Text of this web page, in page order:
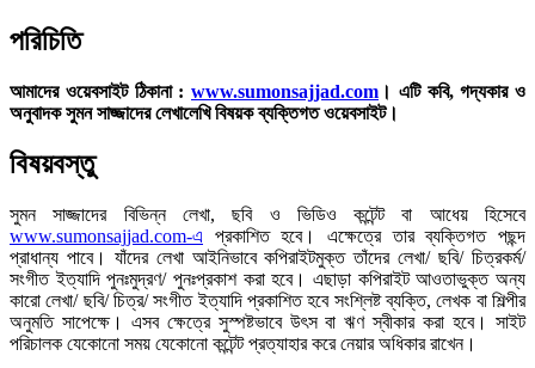
পরিচিতি
আমাদের ওয়েবসাইট ঠিকানা : www.sumonsajjad.com । এটি কবি, গদ্যকার ও
অনুবাদক সুমন সাজ্জাদের লেখালেখি বিষয়ক ব্যক্তিগত ওয়েবসাইট।
বিষয়বস্তু
সুমন সাজ্জাদের বিভিন্ন লেখা, ছবি ও ভিডিও কন্টেন্ট বা আধেয় হিসেবে
www.sumonsajjad.com-এ প্রকাশিত হবে। এক্ষেত্রে তার ব্যক্তিগত পছন্দ
প্রাধান্য পাবে। যাঁদের লেখা আইনিভাবে কপিরাইটমুক্ত তাঁদের লেখা/ ছবি/ চিত্রকর্ম/
সংগীত ইত্যাদি পুনঃমুদ্রণ/ পুনঃপ্রকাশ করা হবে। এছাড়া কপিরাইট আওতাভুক্ত অন্য
কারো লেখা/ ছবি/ চিত্র/ সংগীত ইত্যাদি প্রকাশিত হবে সংশ্লিষ্ট ব্যক্তি, লেখক বা শিল্পীর
অনুমতি সাপেক্ষে। এসব ক্ষেত্রে সুস্পষ্টভাবে উৎস বা ঋণ স্বীকার করা হবে। সাইট
পরিচালক যেকোনো সময় যেকোনো কন্টেন্ট প্রত্যাহার করে নেয়ার অধিকার রাখেন।